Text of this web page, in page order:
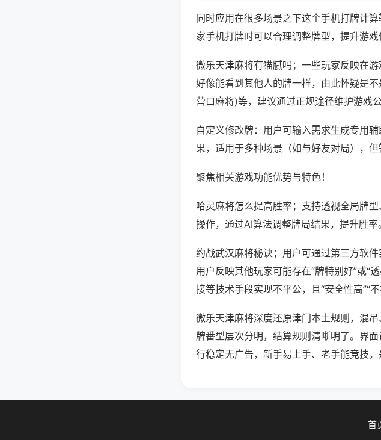
同时应用在很多场景之下这个手机打牌计
家手机打牌时可以合理调整牌型，提升游戏
微乐天津麻将有猫腻吗；一些玩家反映在
好像能看到其他人的牌一样，由此怀疑是
营口麻将)等，建议通过正规途径维护游戏公
自定义修改牌：用户可输入需求生成专用
果，适用于多种场景（如与好友对局），
聚焦相关游戏功能优势与特色！
哈灵麻将怎么提高胜率；支持透视全局牌
操作，通过AI算法调整牌局结果，提升胜率。
约战武汉麻将秘诀；用户可通过第三方软件
用户反映其他玩家可能存在“牌特别好”或“
接等技术手段实现不平公，且“安全性高”“不
微乐天津麻将深度还原津门本土规则，混
牌番型层次分明，结算规则清晰明了。界
行稳定无广告，新手易上手、老手能竞技
首